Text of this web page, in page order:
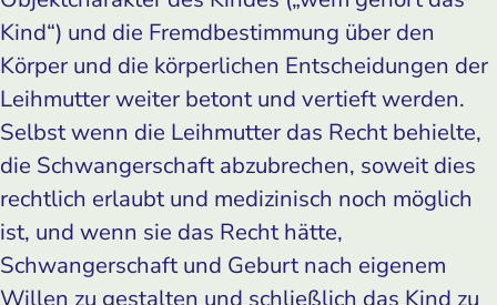
Kind“) und die Fremdbestimmung über den
Körper und die körperlichen Entscheidungen der
Leihmutter weiter betont und vertieft werden.
Selbst wenn die Leihmutter das Recht behielte,
die Schwangerschaft abzubrechen, soweit dies
rechtlich erlaubt und medizinisch noch möglich
ist, und wenn sie das Recht hätte,
Schwangerschaft und Geburt nach eigenem
Willen zu gestalten und schließlich das Kind zu